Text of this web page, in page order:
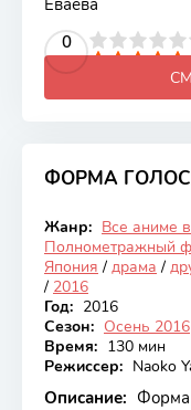
Ёваёва
0
4 5 6 7 8 9 10
ФОРМА
Жанр: Все аниме
Полнометражный
Япония / драма /
/ 2016
Год: 2016
Сезон: Осень 2016
Время: 130 мин
Режиссер: Naoko
Описание: Форма